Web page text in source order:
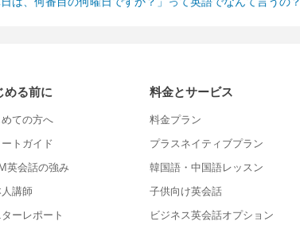
める前に
ての方へ
トガイド
英会話の強み
講師
ーレポート
料金とサービス
料金プラン
プラスネイティブプラン
韓国語・中国語レッスン
子供向け英会話
ビジネス英会話オプション